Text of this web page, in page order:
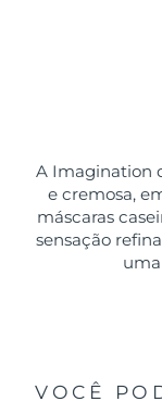
A Imagination
e cremosa,
máscaras
sensação
VOCÊ